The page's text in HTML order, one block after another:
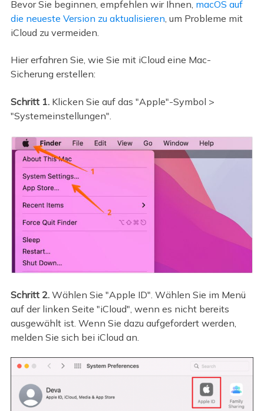
Bevor Sie beginnen, empfehlen wir Ihnen, macOS auf
die neueste Version zu aktualisieren , um Probleme mit
iCloud zu vermeiden.
Hier erfahren Sie, wie Sie mit iCloud eine Mac-
Sicherung erstellen:
Schritt 1.Klicken Sie auf das "Apple"-Symbol >
"Systemeinstellungen".
Schritt 2. Wählen Sie "Apple ID". Wählen Sie im Menü
auf der linken Seite "iCloud", wenn es nicht bereits
ausgewählt ist. Wenn Sie dazu aufgefordert werden,
melden Sie sich bei iCloud an.